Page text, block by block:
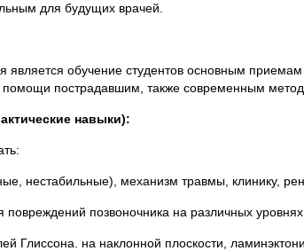
для будущих врачей.
является обучение студентов основным
пострадавшим, также современным
навыки):
нестабильные), механизм травмы, клинику,
позвоночника на различных
Глиссона. на наклонной плоскости,